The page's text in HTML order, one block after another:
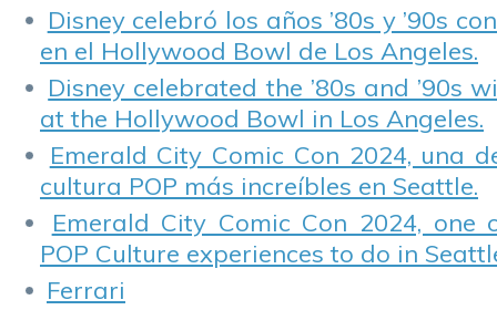
Disney celebró los años ’80s y ’90s
en el Hollywood Bowl de Los Angeles.
Disney celebrated the ’80s and ’90s
at the Hollywood Bowl in Los Angeles.
Emerald City Comic Con 2024, una
cultura POP más increíbles en Seattle.
Emerald City Comic Con 2024,
POP Culture experiences to do in
Ferrari